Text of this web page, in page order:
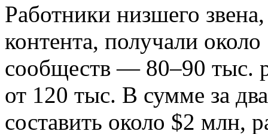
Работники низшего
контента, получали
сообществ — 80–90 тыс.
от 120 тыс. В сумме за
составить около $2 млн,